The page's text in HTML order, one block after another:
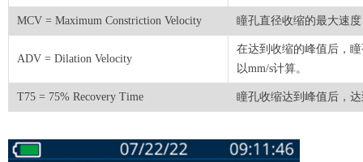
MCV = Maximum Constriction Velocity 瞳孔直径收缩的最大速
ADV = Dilation Velocity
在达到收缩的峰值后，
以mm/s计算。
T75 = 75% Recovery Time 瞳孔收缩达到峰值后，